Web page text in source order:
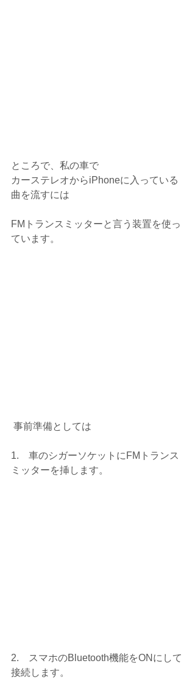
ところで、私の車で
カーステレオからiPhoneに入っている
曲を流すには
FMトランスミッターと言う装置を使っ
ています。
事前準備としては
1.　車のシガーソケットにFMトランス
ミッターを挿します。
2.　スマホのBluetooth機能をONにして
接続します。